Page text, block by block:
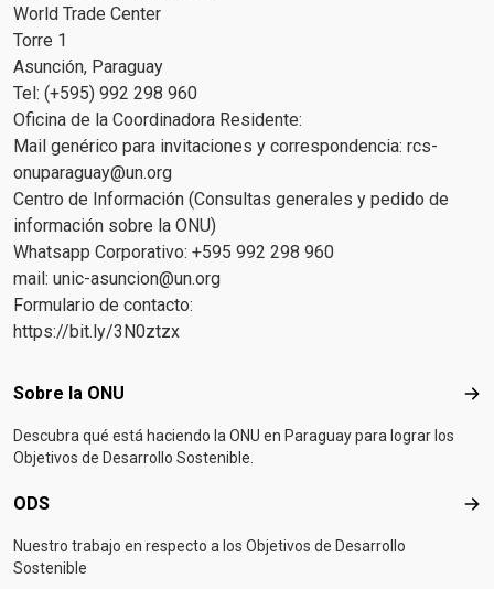
World Trade Center
Torre 1
Asunción, Paraguay
Tel: (+595) 992 298 960
Oficina de la Coordinadora Residente:
Mail genérico para invitaciones y correspondencia: rcs-
onuparaguay@un.org
Centro de Información (Consultas generales y pedido de
información sobre la ONU)
Whatsapp Corporativo: +595 992 298 960
mail: unic-asuncion@un.org
Formulario de contacto:
https://bit.ly/3N0ztzx
Footer menu
Sobre la ONU
Descubra qué está haciendo la ONU en Paraguay para lograr los
Objetivos de Desarrollo Sostenible.
ODS
Nuestro trabajo en respecto a los Objetivos de Desarrollo
Sostenible